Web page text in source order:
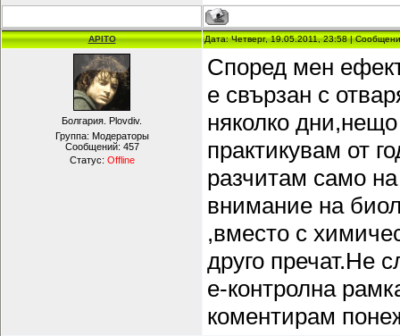
APITO Дата: Четверг, 19.05.2011, 23:58 |
Болгария. Plovdiv.
Группа: Модераторы
Сообщений: 457
Статус: Offline
Според мен
е свързан с
няколко
практикувам от
разчитам само
внимание на
,вместо с
друго пречат.Не
е-контролна
коментирам